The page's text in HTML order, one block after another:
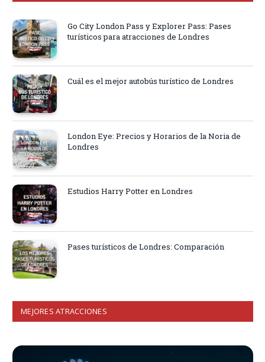
Go City London Pass y Explorer Pass: Pases
turísticos para atracciones de Londres
Cuál es el mejor autobús turístico de Londres
London Eye: Precios y Horarios de la Noria de
Londres
Estudios Harry Potter en Londres
Pases turísticos de Londres: Comparación
MEJORES ATRACCIONES